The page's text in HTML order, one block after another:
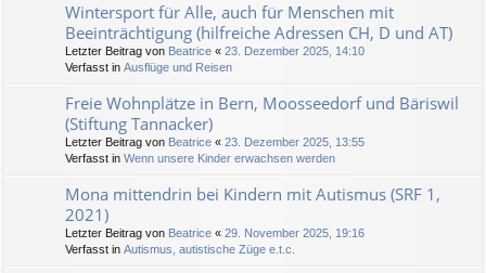
Wintersport für Alle, auch für Menschen mit
Beeinträchtigung (hilfreiche Adressen CH, D und AT)
Letzter Beitrag von Beatrice « 23. Dezember 2025, 14:10
Verfasst in Ausflüge und Reisen
Freie Wohnplätze in Bern, Moosseedorf und Bäriswil
(Stiftung Tannacker)
Letzter Beitrag von Beatrice « 23. Dezember 2025, 13:55
Verfasst in Wenn unsere Kinder erwachsen werden
Mona mittendrin bei Kindern mit Autismus (SRF 1,
2021)
Letzter Beitrag von Beatrice « 29. November 2025, 19:16
Verfasst in Autismus, autistische Züge e.t.c.